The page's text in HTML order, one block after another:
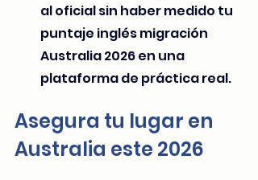
al oficial sin haber medido tu
puntaje inglés migración
Australia 2026 en una
plataforma de práctica real.
Asegura tu lugar en
Australia este 2026